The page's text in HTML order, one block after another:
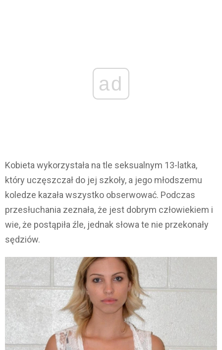
ad
Kobieta wykorzystała na tle seksualnym 13-latka,
który uczęszczał do jej szkoły, a jego młodszemu
koledze kazała wszystko obserwować. Podczas
przesłuchania zeznała, że jest dobrym człowiekiem i
wie, że postąpiła źle, jednak słowa te nie przekonały
sędziów.